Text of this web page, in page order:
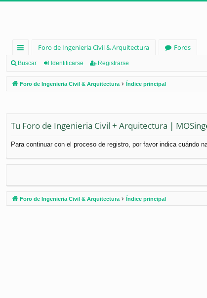
nl
ac
es
pi
Foro de Ingenieria Civil & Arquitectura
Foros
Buscar Identificarse Registrarse
Foro de Ingenieria Civil & Arquitectura Índice principal
Tu Foro de Ingenieria Civil + Arquitectura |
Para continuar con el proceso de registro, por favor indica cuándo
Foro de Ingenieria Civil & Arquitectura Índice principal